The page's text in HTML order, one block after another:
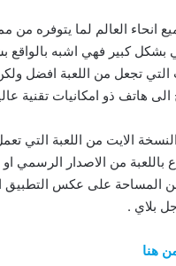
العالم لما يتوفره من
بشكل كبير فهي اشبه
تجعل من اللعبة افضل
هاتف ذو امكانيات تقنية
الايت من اللعبة التي
من الاصدار الرسمي
من المساحة على عكس التطبيق
هنا